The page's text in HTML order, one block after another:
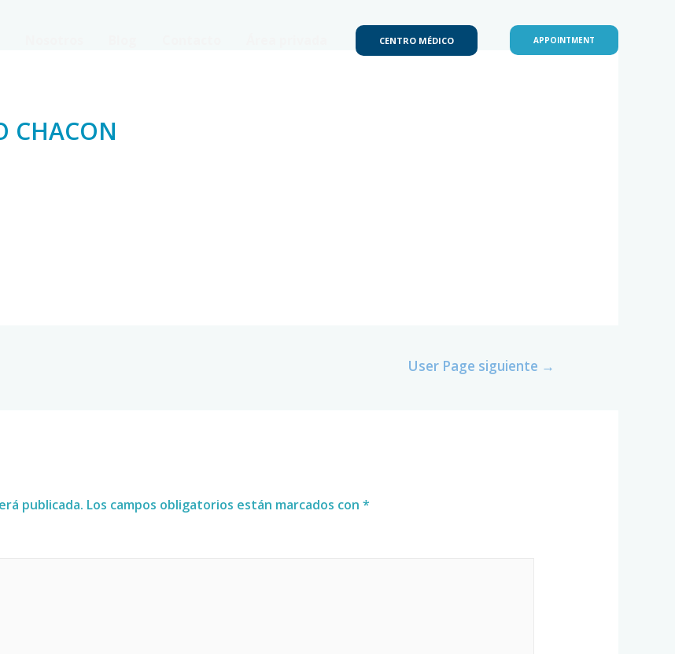
CENTRO MÉDICO APPOINTMENT
CHACON
User Page siguiente →
publicada. Los campos obligatorios están marcados con *